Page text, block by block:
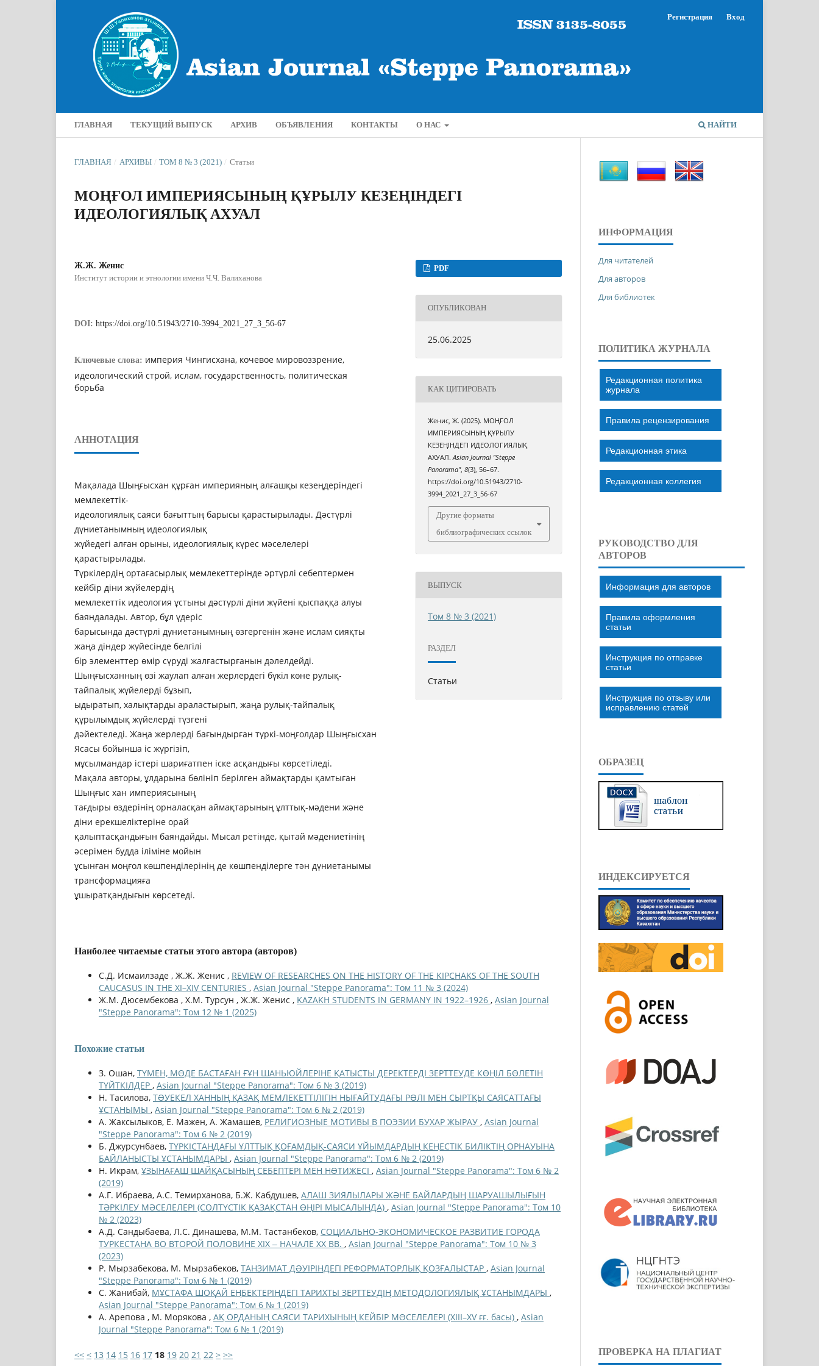
ГЛАВНАЯ ТЕКУЩИЙ ВЫПУСК АРХИВ ОБЪЯВЛЕНИЯ КОНТАКТЫ О НАС НАЙТИ
Регистрация Вход
ГЛАВНАЯ / АРХИВЫ / ТОМ 8 № 3 (2021) / Статьи
МОҢҒОЛ ИМПЕРИЯСЫНЫҢ ҚҰРЫЛУ КЕЗЕҢІНДЕГІ
ИДЕОЛОГИЯЛЫҚ АХУАЛ
Ж.Ж. Женис
Институт истории и этнологии имени Ч.Ч. Валиханова
DOI: https://doi.org/10.51943/2710-3994_2021_27_3_56-67
Ключевые слова: империя Чингисхана, кочевое мировоззрение,
идеологический строй, ислам, государственность, политическая
борьба
АННОТАЦИЯ
Мақалада Шыңғысхан құрған империяның алғашқы кезеңдеріндегі
мемлекеттік-
идеологиялық саяси бағыттың барысы қарастырылады. Дәстүрлі
дүниетанымның идеологиялық
жүйедегі алған орыны, идеологиялық күрес мәселелері
қарастырылады.
Түркілердің ортағасырлық мемлекеттерінде әртүрлі себептермен
кейбір діни жүйелердің
мемлекеттік идеология ұстыны дәстүрлі діни жүйені қыспаққа алуы
баяндалады. Автор, бұл үдеріс
барысында дәстүрлі дүниетанымның өзгергенін және ислам сияқты
жаңа діндер жүйесінде белгілі
бір элементтер өмір сүруді жалғастырғанын дәлелдейді.
Шыңғысханның өзi жаулап алған жерлердегi бүкiл көне рулық-
тайпалық жүйелердi бұзып,
ыдыратып, халықтарды араластырып, жаңа рулық-тайпалық
құрылымдық жүйелердi түзгені
дәйектеледі. Жаңа жерлердi бағындырған түркi-моңғолдар Шыңғысхан
Ясасы бойынша iс жүргiзіп,
мұсылмандар iстерi шариғатпен іске асқандығы көрсетіледі.
Мақала авторы, ұлдарына бөлiнiп берiлген аймақтарды қамтыған
Шыңғыс хан империясының
тағдыры өздерiнiң орналасқан аймақтарының ұлттық-мәдени және
дiни ерекшелiктерiне орай
қалыптасқандығын баяндайды. Мысал ретінде, қытай мәдениетiнiң
әсерiмен будда iлiмiне мойын
ұсынған моңғол көшпендiлерiнiң де көшпендiлерге тән дүниетанымы
трансформацияға
ұшыратқандығын көрсетеді.
PDF
ОПУБЛИКОВАН
25.06.2025
КАК ЦИТИРОВАТЬ
Женис, Ж. (2025). МОҢҒОЛ
ИМПЕРИЯСЫНЫҢ ҚҰРЫЛУ
КЕЗЕҢІНДЕГІ ИДЕОЛОГИЯЛЫҚ
АХУАЛ.Asian Journal "Steppe
Panorama",8(3), 56–67.
https://doi.org/10.51943/2710-
3994_2021_27_3_56-67
Другие форматы
библиографических ссылок
ВЫПУСК
Том 8 № 3 (2021)
РАЗДЕЛ
Статьи
Наиболее читаемые статьи этого автора (авторов)
С.Д. Исмаилзаде , Ж.Ж. Женис , REVIEW OF RESEARCHES ON THE HISTORY OF THE KIPCHAKS OF THE SOUTH
CAUCASUS IN THE XI–XIV CENTURIES , Asian Journal "Steppe Panorama": Том 11 № 3 (2024)
Ж.М. Дюсембекова , Х.М. Турсун , Ж.Ж. Женис , KAZAKH STUDENTS IN GERMANY IN 1922–1926 , Asian Journal
"Steppe Panorama": Том 12 № 1 (2025)
Похожие статьи
З. Ошан, ТҮМЕН, МӨДЕ БАСТАҒАН ҒҰН ШАНЬЮЙЛЕРІНЕ ҚАТЫСТЫ ДЕРЕКТЕРДІ ЗЕРТТЕУДЕ КӨҢІЛ БӨЛЕТІН
ТҮЙТКІЛДЕР , Asian Journal "Steppe Panorama": Том 6 № 3 (2019)
Н. Тасилова, ТƏУЕКЕЛ ХАННЫҢ ҚАЗАҚ МЕМЛЕКЕТТІЛІГІН НЫҒАЙТУДАҒЫ РӨЛІ МЕН СЫРТҚЫ САЯСАТТАҒЫ
ҰСТАНЫМЫ , Asian Journal "Steppe Panorama": Том 6 № 2 (2019)
А. Жаксылыков, Е. Мажен, А. Жамашев, РЕЛИГИОЗНЫЕ МОТИВЫ В ПОЭЗИИ БУХАР ЖЫРАУ , Asian Journal
"Steppe Panorama": Том 6 № 2 (2019)
Б. Джурсунбаев, ТҮРКІСТАНДАҒЫ ҰЛТТЫҚ ҚОҒАМДЫҚ-САЯСИ ҰЙЫМДАРДЫҢ КЕҢЕСТІК БИЛІКТІҢ ОРНАУЫНА
БАЙЛАНЫСТЫ ҰСТАНЫМДАРЫ , Asian Journal "Steppe Panorama": Том 6 № 2 (2019)
Н. Икрам, ҰЗЫНAҒAШ ШAЙҚACЫНЫҢ СЕБЕПТЕРІ МЕН НƏТИЖЕСІ , Asian Journal "Steppe Panorama": Том 6 № 2
(2019)
А.Г. Ибраева, А.С. Темирханова, Б.Ж. Кабдушев, АЛАШ ЗИЯЛЫЛАРЫ ЖӘНЕ БАЙЛАРДЫҢ ШАРУАШЫЛЫҒЫН
ТӘРКІЛЕУ МӘСЕЛЕЛЕРІ (СОЛТҮСТІК ҚАЗАҚСТАН ӨҢІРІ МЫСАЛЫНДА) , Asian Journal "Steppe Panorama": Том 10
№ 2 (2023)
А.Д. Сандыбаева, Л.С. Динашева, М.М. Тастанбеков, СОЦИАЛЬНО-ЭКОНОМИЧЕСКОЕ РАЗВИТИЕ ГОРОДА
ТУРКЕСТАНА ВО ВТОРОЙ ПОЛОВИНЕ ХІХ ‒ НАЧАЛЕ ХХ ВВ. , Asian Journal "Steppe Panorama": Том 10 № 3
(2023)
Р. Мырзабекова, М. Мырзабеков, ТАНЗИМАТ ДƏУІРІНДЕГІ РЕФОРМАТОРЛЫҚ ҚОЗҒАЛЫСТАР , Asian Journal
"Steppe Panorama": Том 6 № 1 (2019)
С. Жанибай, МҰСТАФА ШОҚАЙ ЕҢБЕКТЕРІНДЕГІ ТАРИХТЫ ЗЕРТТЕУДІҢ МЕТОДОЛОГИЯЛЫҚ ҰСТАНЫМДАРЫ ,
Asian Journal "Steppe Panorama": Том 6 № 1 (2019)
А. Арепова , М. Морякова , АҚ ОРДАНЫҢ САЯСИ ТАРИХЫНЫҢ КЕЙБІР МƏСЕЛЕЛЕРІ (XIII–XV ғғ. басы) , Asian
Journal "Steppe Panorama": Том 6 № 1 (2019)
<< < 13 14 15 16 17 18 19 20 21 22 > >>
ИНФОРМАЦИЯ
Для читателей
Для авторов
Для библиотек
ПОЛИТИКА ЖУРНАЛА
Редакционная политика
журнала
Правила рецензирования
Редакционная этика
Редакционная коллегия
РУКОВОДСТВО ДЛЯ
АВТОРОВ
Информация для авторов
Правила оформления
статьи
Инструкция по отправке
статьи
Инструкция по отзыву или
исправлению статей
ОБРАЗЕЦ
ИНДЕКСИРУЕТСЯ
ПРОВЕРКА НА ПЛАГИАТ